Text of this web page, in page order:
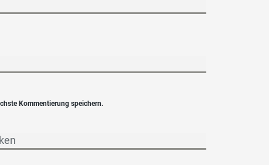
Kommentierung speichern.